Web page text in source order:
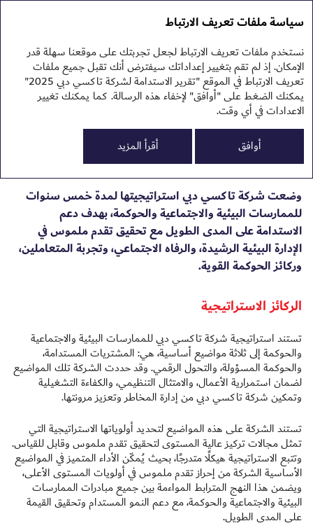
التقرير السنوي 2025
تقرير الاستدامة 2025
استراتيجية الممارسات
البيئية والاجتماعية
والحوكمة
وضعت شركة تاكسي دبي استراتيجيتها لمدة خمس سنوات
للممارسات البيئية والاجتماعية والحوكمة، بهدف دعم
الاستدامة على المدى الطويل مع تحقيق تقدم ملموس في
الإدارة البيئية الرشيدة، والرفاه الاجتماعي، وتجربة المتعاملين،
وركائز الحوكمة القوية.
الركائز الاستراتيجية
تستند استراتيجية شركة تاكسي دبي للممارسات البيئية والاجتماعية
والحوكمة إلى ثلاثة مواضيع أساسية، هي: المشتريات المستدامة،
والحوكمة المسؤولة، والتحول الرقمي. وقد حددت الشركة تلك المواضيع
لضمان استمرارية الأعمال، والامتثال التنظيمي، والكفاءة التشغيلية
وتمكين شركة تاكسي دبي من إدارة المخاطر وتعزيز مرونتها.
تستند الشركة على هذه المواضيع لتحديد أولوياتها الاستراتيجية التي
تمثل مجالات تركيز عالية المستوى لتحقيق تقدم ملموس وقابل للقياس.
وتتبع الاستراتيجية هيكلًا متدرجًا، بحيث يُمكّن الأداء المتميز في المواضيع
الأساسية الشركة من إحراز تقدم ملموس في أولويات المستوى الأعلى،
ويضمن هذا النهج المترابط المواءمة بين جميع مبادرات الممارسات
البيئية والاجتماعية والحوكمة، مع دعم النمو المستدام وتحقيق القيمة
على المدى الطويل.
سياسة ملفات تعريف الارتباط
نستخدم ملفات تعريف الارتباط لجعل تجربتك على موقعنا سهلة قدر
الإمكان. إذ لم تقم بتغيير إعداداتك سيفترض أنك تقبل جميع ملفات
تعريف الارتباط في الموقع "تقرير الاستدامة لشركة تاكسي دبي 2025"
يمكنك الضغط على "أوافق" لإخفاء هذه الرسالة. كما يمكنك تغيير
الاعدادات في أي وقت.
أوافق
أقرأ المزيد